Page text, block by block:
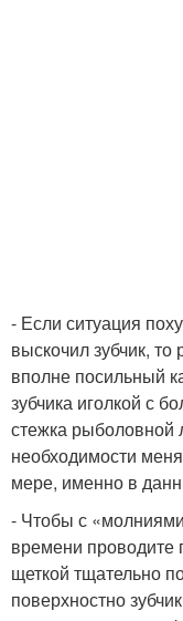
- Если ситуация
выскочил зубчик,
вполне посильный
зубчика иголкой с
стежка рыболовной
необходимости
мере, именно в
- Чтобы с
времени проводите
щеткой тщательно
поверхностно